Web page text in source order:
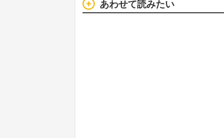
あわせて読みたい